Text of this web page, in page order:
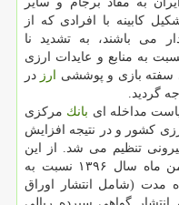
كابینه با افرادی كه از
می باشند، به تشدید نا
به منابع و عایدات ارزی
سفته بازی و پوششی ارز در
گردید.
مداخله ای بانك مركزی
كشور و در نتیجه افزایش
تنظیم می شد. از این
در اواخر بهمن ماه سال ۱۳۹۶ نسبت به
مدت (شامل انتشار اوراق
ریالی با نرخ ۲۰ درصد، انتشار گواهی سپرده ریالی